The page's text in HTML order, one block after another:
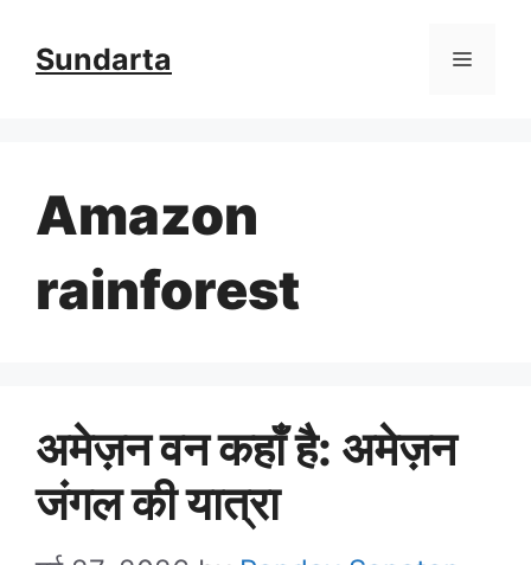
Sundarta Menu
Amazon
rainforest
अमेज़न वन कहाँ है: अमेज़न
जंगल की यात्रा